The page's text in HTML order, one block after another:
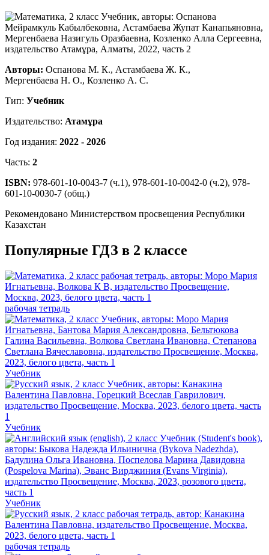
Авторы: Оспанова М. К., Астамбаева Ж. К.,
Мергенбаева Н. О., Козленко А. С.
Тип: Учебник
Издательство: Атамұра
Год издания: 2022 - 2026
Часть: 2
ISBN: 978-601-10-0043-7 (ч.1), 978-601-10-0042-0 (ч.2), 978-
601-10-0030-7 (общ.)
Рекомендовано Министерством просвещения Республики
Казахстан
Популярные ГДЗ в 2 классе
рабочая тетрадь
Учебник
Учебник
Учебник
рабочая тетрадь